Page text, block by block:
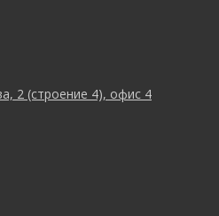
2 (строение 4), офис 4